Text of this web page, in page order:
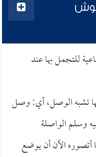
للتجمل بها عند
تشبه الوصل، أي: وصل
وسلم الواصلة
أتصوره الآن أن يوضع